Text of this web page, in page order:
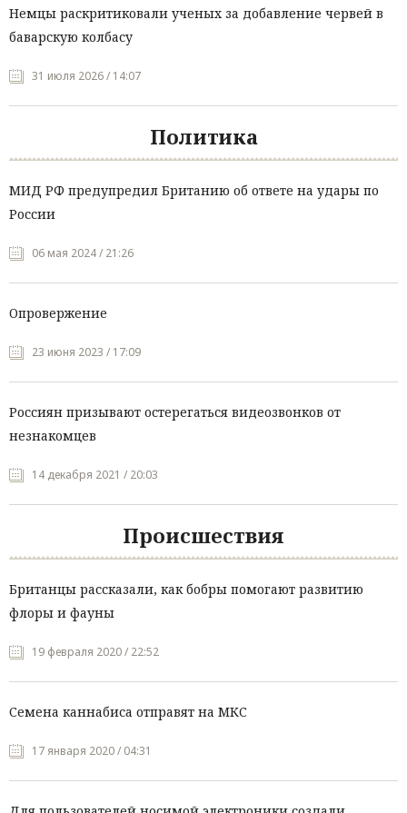
Немцы раскритиковали ученых за добавление червей в
баварскую колбасу
31 июля 2026 / 14:07
Политика
МИД РФ предупредил Британию об ответе на удары по
России
06 мая 2024 / 21:26
Опровержение
23 июня 2023 / 17:09
Россиян призывают остерегаться видеозвонков от
незнакомцев
14 декабря 2021 / 20:03
Происшествия
Британцы рассказали, как бобры помогают развитию
флоры и фауны
19 февраля 2020 / 22:52
Семена каннабиса отправят на МКС
17 января 2020 / 04:31